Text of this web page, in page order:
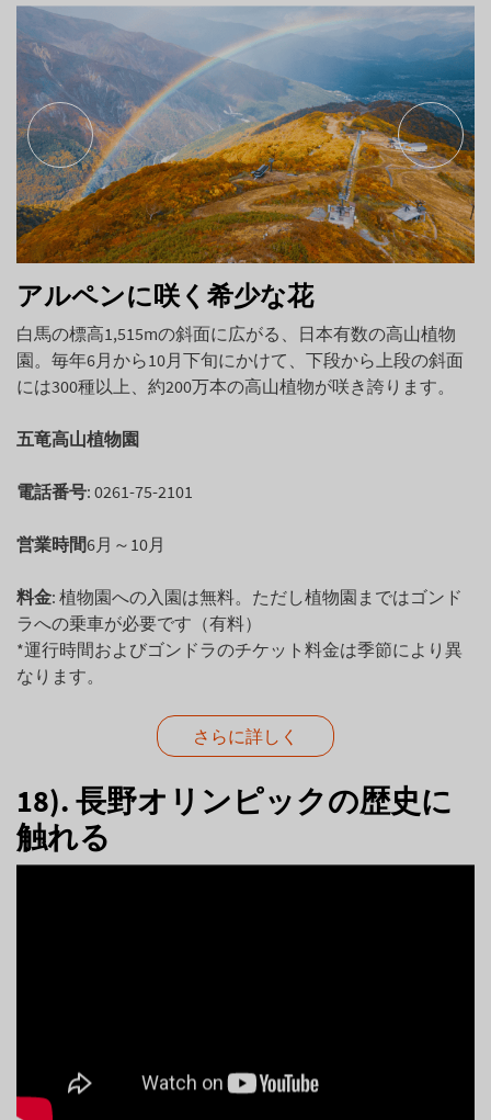
アルペンに咲く希少な花
白馬の標高1,515mの斜面に広がる、日本有数の高山植物
園。毎年6月から10月下旬にかけて、下段から上段の斜面
には300種以上、約200万本の高山植物が咲き誇ります。
五竜高山植物園
電話番号: 0261-75-2101
営業時間6月～10月
料金: 植物園への入園は無料。ただし植物園まではゴンド
ラへの乗車が必要です（有料）
*運行時間およびゴンドラのチケット料金は季節により異
なります。
さらに詳しく
18). 長野オリンピックの歴史に
触れる